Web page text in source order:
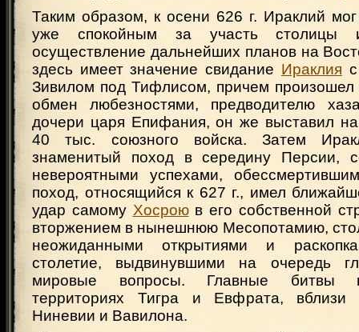
Таким образом, к осени 626 г. Ираклий мог
уже спокойным за участь столицы
осуществление дальнейших планов на
здесь имеет значение свидание Ираклия
Зивилом под Тифлисом, причем произошел
обмен любезностями, предводителю
дочери царя Епифания, он же выставил
40 тыс. союзного войска. Затем
знаменитый поход в середину Персии,
невероятными успехами,
поход, относящийся к 627 г., имел
удар самому Хосроюв его собственной
вторжением в нынешнюю Месопотамию,
неожиданными открытиями и
столетие, выдвинувшими на очередь
мировые вопросы. Главные битвы
территориях Тигра и Евфрата, вблизи
Ниневии и Вавилона.